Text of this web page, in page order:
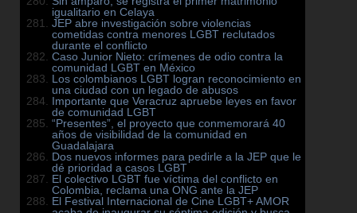
igualitario en Celaya
JEP abre investigación sobre violencias
cometidas contra menores LGBT reclutados
durante el conflicto
Caso Junior Nieto: crímenes de odio contra la
comunidad LGBT en México
Los colombianos LGBT logran reconocimiento en
una ciudad con un legado de abusos
Importante que Veracruz apruebe leyes en favor
de comunidad LGBT
“Presentes”, el proyecto que conmemorará 40
años de visibilidad de la comunidad en
Guadalajara
Dos nuevos informes para pedirle a la JEP que le
dé prioridad a casos LGBT
El colectivo LGBT fue víctima del conflicto en
Colombia, reclama una ONG ante la JEP
El Festival Internacional de Cine LGBT+ AMOR